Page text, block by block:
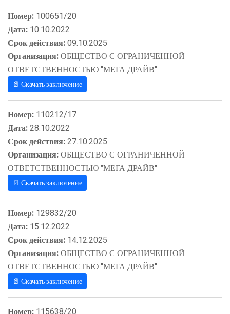
Номер: 100651/20
Дата: 10.10.2022
Срок действия:09.10.2025
Организация:ОБЩЕСТВО С ОГРАНИЧЕННОЙ
ОТВЕТСТВЕННОСТЬЮ "МЕГА ДРАЙВ"
📄 Скачать заключение
Номер: 110212/17
Дата:28.10.2022
Срок действия:27.10.2025
Организация:ОБЩЕСТВО С ОГРАНИЧЕННОЙ
ОТВЕТСТВЕННОСТЬЮ "МЕГА ДРАЙВ"
📄 Скачать заключение
Номер: 129832/20
Дата: 15.12.2022
Срок действия: 14.12.2025
Организация:ОБЩЕСТВО С ОГРАНИЧЕННОЙ
ОТВЕТСТВЕННОСТЬЮ "МЕГА ДРАЙВ"
📄 Скачать заключение